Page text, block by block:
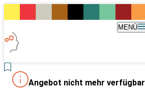
MENÜ
Angebot nicht mehr verfügbar